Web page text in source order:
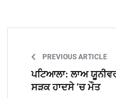
PREVIOUS ARTICLE
ਪਟਿਆਲਾ: ਲਾਅ
ਸੜਕ ਹਾਦਸੇ ’ਚ ਮੌਤ